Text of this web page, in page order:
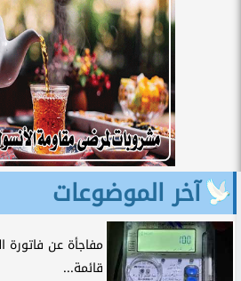
آخر الموضوعات
مفاجأة عن فاتورة
قائمة...